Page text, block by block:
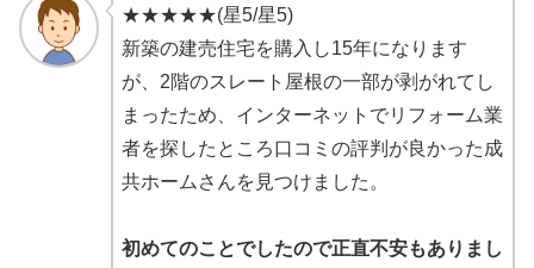
★★★★★(星5/星5)
新築の建売住宅を購入し15年になります
が、2階のスレート屋根の一部が剥がれてし
まったため、インターネットでリフォーム業
者を探したところ口コミの評判が良かった成
共ホームさんを見つけました。
初めてのことでしたので正直不安もありまし